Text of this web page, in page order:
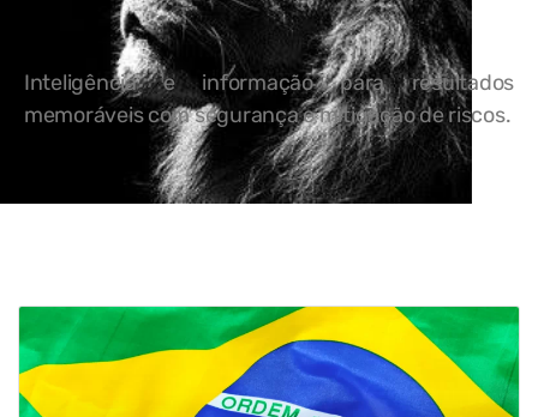
Inteligência e informação para resultados
memoráveis com segurança e mitigação de riscos.